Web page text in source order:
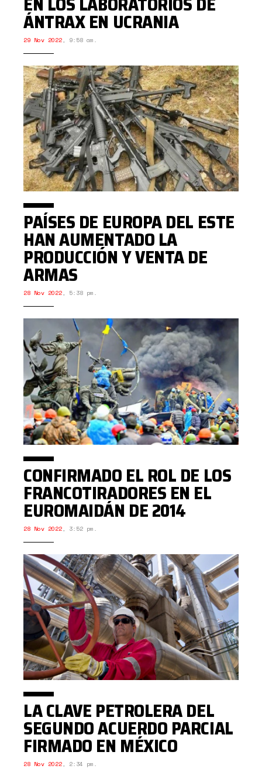
ÁNTRAX EN UCRANIA
29 Nov 2022, 9:58 am.
PAÍSES DE EUROPA DEL ESTE
HAN AUMENTADO LA
PRODUCCIÓN Y VENTA DE
ARMAS
28 Nov 2022, 5:38 pm.
CONFIRMADO EL ROL DE LOS
FRANCOTIRADORES EN EL
EUROMAIDÁN DE 2014
28 Nov 2022, 3:52 pm.
LA CLAVE PETROLERA DEL
SEGUNDO ACUERDO PARCIAL
FIRMADO EN MÉXICO
28 Nov 2022, 2:34 pm.